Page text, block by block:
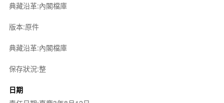
典藏沿革:內閣檔庫
版本:原件
典藏沿革:內閣檔庫
保存狀況:整
日期